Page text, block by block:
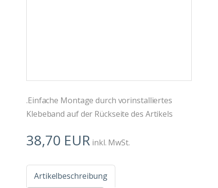
.Einfache Montage durch vorinstalliertes
Klebeband auf der Rückseite des Artikels
38,70 EUR inkl. MwSt.
Artikelbeschreibung